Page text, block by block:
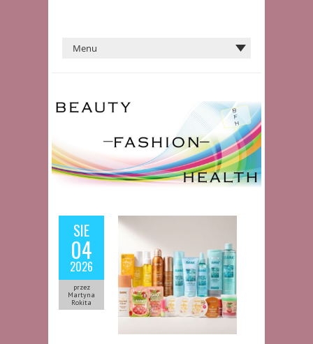
SIE
04
2026
przez
Martyna
Rokita